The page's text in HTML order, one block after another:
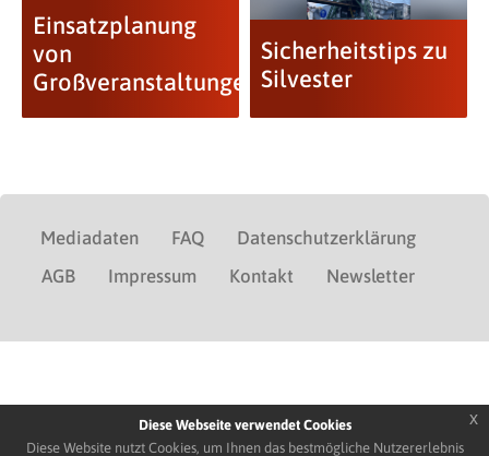
Einsatzplanung
von
Großveranstaltungen
Sicherheitstips zu
Silvester
Mediadaten FAQ
Datenschutzerklärung
AGB
Impressum Kontakt Newsletter
Diese Webseite verwendet Cookies
Diese Website nutzt Cookies, um Ihnen das bestmögliche Nutzererlebnis
x